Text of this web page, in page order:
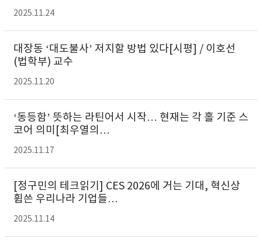
2025.11.24
대장동 ‘대도불사’ 저지할 방법 있다[시평] / 이호선
(법학부) 교수
2025.11.20
‘동등함’ 뜻하는 라틴어서 시작… 현재는 각 홀 기준 스
코어 의미[최우열의…
2025.11.17
[정구민의 테크읽기] CES 2026에 거는 기대, 혁신상
휩쓴 우리나라 기업들…
2025.11.14